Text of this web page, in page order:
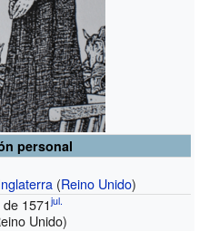
personal
(Reino Unido)
de 1571jul.
Unido)